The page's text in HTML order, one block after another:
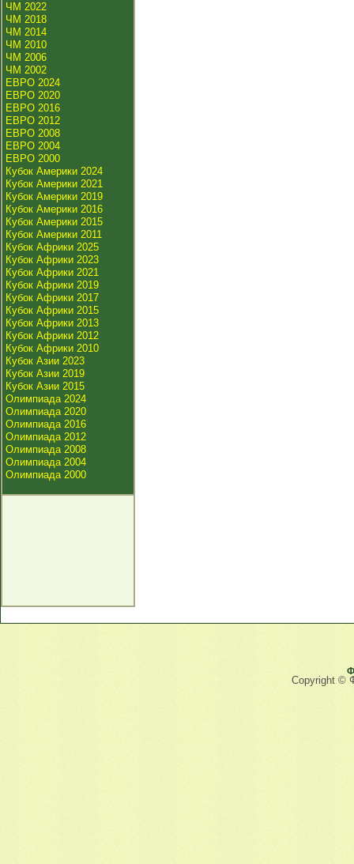
ЧМ 2022
ЧМ 2018
ЧМ 2014
ЧМ 2010
ЧМ 2006
ЧМ 2002
ЕВРО 2024
ЕВРО 2020
ЕВРО 2016
ЕВРО 2012
ЕВРО 2008
ЕВРО 2004
ЕВРО 2000
Кубок Америки 2024
Кубок Америки 2021
Кубок Америки 2019
Кубок Америки 2016
Кубок Америки 2015
Кубок Америки 2011
Кубок Африки 2025
Кубок Африки 2023
Кубок Африки 2021
Кубок Африки 2019
Кубок Африки 2017
Кубок Африки 2015
Кубок Африки 2013
Кубок Африки 2012
Кубок Африки 2010
Кубок Азии 2023
Кубок Азии 2019
Кубок Азии 2015
Олимпиада 2024
Олимпиада 2020
Олимпиада 2016
Олимпиада 2012
Олимпиада 2008
Олимпиада 2004
Олимпиада 2000
Copyright ©